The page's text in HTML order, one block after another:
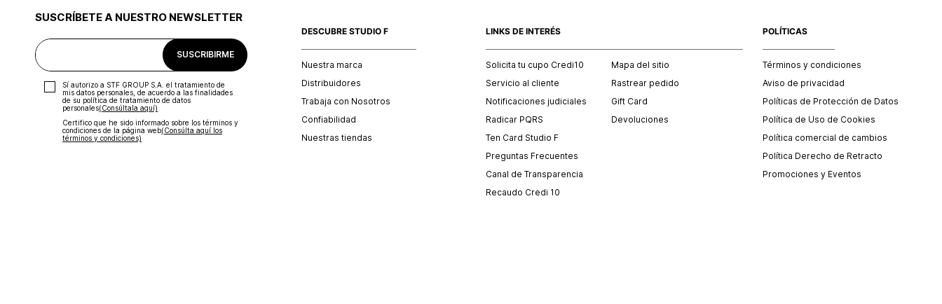
SUSCRÍBETE A NUESTRO NEWSLETTER
SUSCRIBIRME
Sí autorizo a STF GROUP S.A. el tratamiento de
mis datos personales, de acuerdo a las finalidades
de su política de tratamiento de datos
personales‎(Consúltala aquí)
Certifico que he sido informado sobre los términos y
condiciones de la página web‎(Consúlta aquí los
términos y condiciones)
DESCUBRE STUDIO F
Nuestra marca
Distribuidores
Trabaja con Nosotros
Confiabilidad
Nuestras tiendas
LINKS DE INTERÉS
Solicita tu cupo Credi10
Servicio al cliente
Notificaciones judiciales
Radicar PQRS
Ten Card Studio F
Preguntas Frecuentes
Canal de Transparencia
Recaudo Credi 10
Mapa del sitio
Rastrear pedido
Gift Card
Devoluciones
POLÍTICAS
Términos y condiciones
Aviso de privacidad
Políticas de Protección de Datos
Política de Uso de Cookies
Política comercial de cambios
Política Derecho de Retracto
Promociones y Eventos